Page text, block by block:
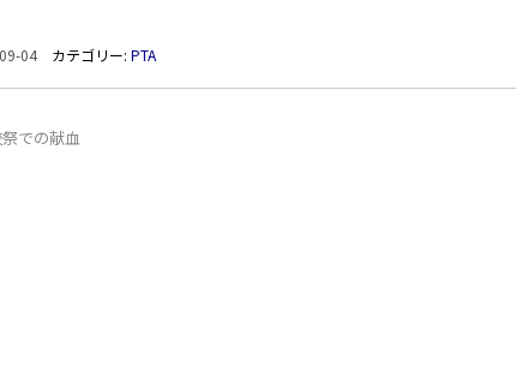
04 カテゴリー: PTA
での献血